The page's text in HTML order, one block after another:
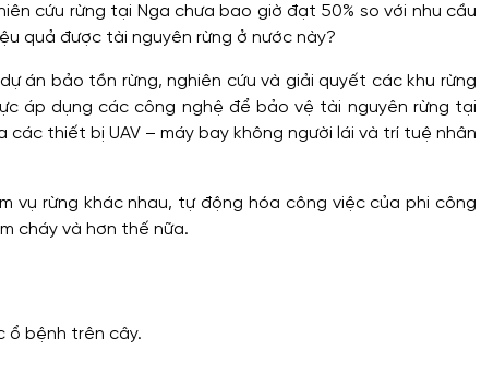
cứu rừng tại Nga chưa bao giờ đạt 50% so với nhu cầu
quả được tài nguyên rừng ở nước này?
án bảo tồn rừng, nghiên cứu và giải quyết các khu rừng
áp dụng các công nghệ để bảo vệ tài nguyên rừng tại
các thiết bị UAV – máy bay không người lái và trí tuệ nhân
vụ rừng khác nhau, tự động hóa công việc của phi công
cháy và hơn thế nữa.
ổ bệnh trên cây.